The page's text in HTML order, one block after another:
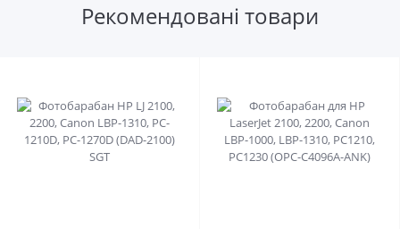
Рекомендовані товари